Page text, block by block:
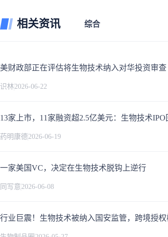
相关资讯 综合
美财政部正在评估将生物技术纳入对华投资审查
识林2026-06-22
13家上市，11家融资超2.5亿美元：生物技术IPO
药明康德2026-06-19
一家美国VC，决定在生物技术脱钩上逆行
同写意 2026-06-08
行业巨震！生物技术被纳入国安监管，跨境授